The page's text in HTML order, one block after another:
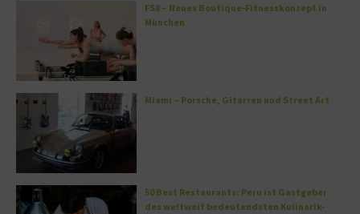
FS8 – Neues Boutique-Fitnesskonzept in
München
Miami – Porsche, Gitarren und Street Art
50 Best Restaurants: Peru ist Gastgeber
des weltweit bedeutendsten Kulinarik-